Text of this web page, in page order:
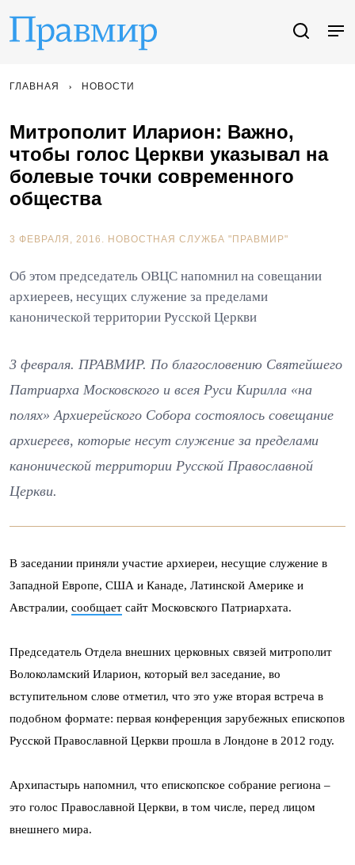
ГЛАВНАЯ НОВОСТИ
Митрополит Иларион: Важно,
чтобы голос Церкви указывал на
болевые точки современного
общества
3 ФЕВРАЛЯ, 2016. НОВОСТНАЯ СЛУЖБА "ПРАВМИР"
Об этом председатель ОВЦС напомнил на совещании
архиереев, несущих служение за пределами
канонической территории Русской Церкви
3 февраля. ПРАВМИР. По благословению Святейшего
Патриарха Московского и всея Руси Кирилла «на
полях» Архиерейского Собора состоялось совещание
архиереев, которые несут служение за пределами
канонической территории Русской Православной
Церкви.
В заседании приняли участие архиереи, несущие служение в
Западной Европе, США и Канаде, Латинской Америке и
Австралии, сообщает сайт Московского Патриархата.
Председатель Отдела внешних церковных связей митрополит
Волоколамский Иларион, который вел заседание, во
вступительном слове отметил, что это уже вторая встреча в
подобном формате: первая конференция зарубежных епископов
Русской Православной Церкви прошла в Лондоне в 2012 году.
Архипастырь напомнил, что епископское собрание региона –
это голос Православной Церкви, в том числе, перед лицом
внешнего мира.